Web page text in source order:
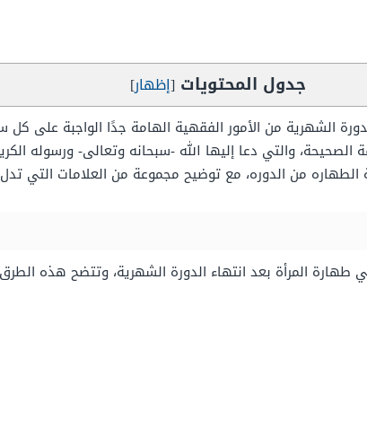
جدول المحتويات [إظهار]
الشهرية من الأمور الفقهية الهامة جدًا الواجبة على
الصحيحة، والتي دعا إليها الله -سبحانه وتعالى- ورسوله
من الدوره، مع توضيح مجموعة من العلامات التي
المرأة بعد انتهاء الدورة الشهرية، وتتضح هذه